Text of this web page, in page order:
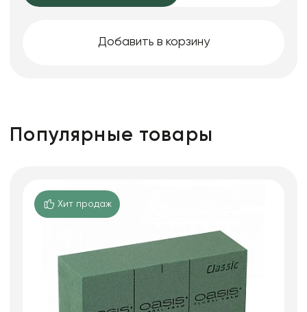
Добавить в корзину
Популярные товары
Хит продаж